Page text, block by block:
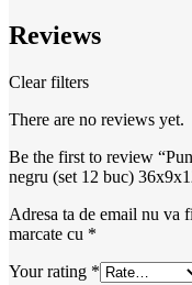
Reviews
Clear filters
There are no reviews yet.
Be the first to review
negru (set 12 buc)
Adresa ta de email nu va
marcate cu *
Your rating *